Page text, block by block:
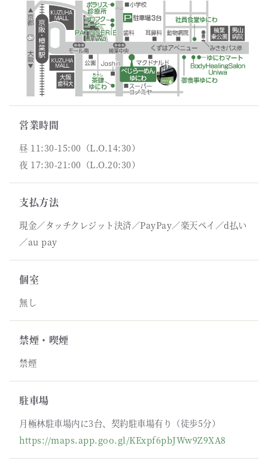
営業時間
昼 11:30-15:00（L.O.14:30）
夜 17:30-21:00（L.O.20:30）
支払方法
現金／タッチクレジット決済／PayPay／楽天ペイ／d払い
／au pay
個室
無し
禁煙・喫煙
禁煙
駐車場
月極林駐車場内に3台、契約駐車場有り（徒歩5分）
https://maps.app.goo.gl/KExpf6pbJWw9Z9XA8